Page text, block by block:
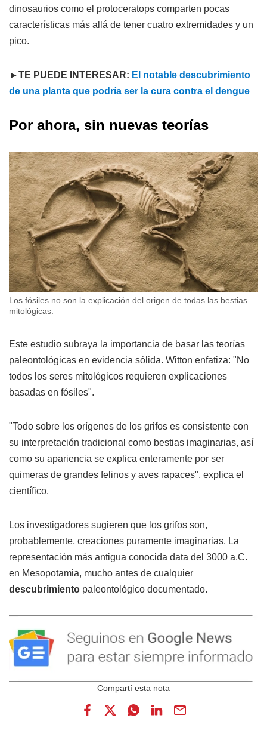
dinosaurios como el protoceratops comparten pocas
características más allá de tener cuatro extremidades y un
pico.
►TE PUEDE INTERESAR: El notable descubrimiento
de una planta que podría ser la cura contra el dengue
Por ahora, sin nuevas teorías
Los fósiles no son la explicación del origen de todas las bestias
mitológicas.
Este estudio subraya la importancia de basar las teorías
paleontológicas en evidencia sólida. Witton enfatiza: "No
todos los seres mitológicos requieren explicaciones
basadas en fósiles".
"Todo sobre los orígenes de los grifos es consistente con
su interpretación tradicional como bestias imaginarias, así
como su apariencia se explica enteramente por ser
quimeras de grandes felinos y aves rapaces", explica el
científico.
Los investigadores sugieren que los grifos son,
probablemente, creaciones puramente imaginarias. La
representación más antigua conocida data del 3000 a.C.
en Mesopotamia, mucho antes de cualquier
descubrimiento paleontológico documentado.